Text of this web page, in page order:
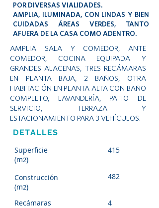
POR DIVERSAS VIALIDADES.
AMPLIA, ILUMINADA, CON LINDAS Y BIEN
CUIDADAS ÁREAS VERDES, TANTO
AFUERA DE LA CASA COMO ADENTRO.
AMPLIA SALA Y COMEDOR, ANTE
COMEDOR, COCINA EQUIPADA Y
GRANDES ALACENAS, TRES RECÁMARAS
EN PLANTA BAJA, 2 BAÑOS, OTRA
HABITACIÓN EN PLANTA ALTA CON BAÑO
COMPLETO, LAVANDERÍA, PATIO DE
SERVICIO, TERRAZA Y
ESTACIONAMIENTO PARA 3 VEHÍCULOS.
DETALLES
Superficie
(m2)
415
Construcción
(m2)
482
Recámaras 4